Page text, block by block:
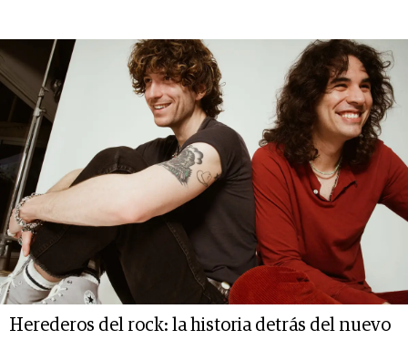
Herederos del rock: la historia detrás del nuevo